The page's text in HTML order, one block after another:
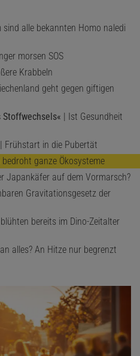
sind alle bekannten Homo naledi
morsen SOS
Krabbeln
geht gegen giftigen
| Ist Gesundheit
| Frühstart in die Pubertät
bedroht ganze Ökosysteme
Japankäfer auf dem Vormarsch?
Gravitationsgesetz der
bereits im Dino-Zeitalter
alles? An Hitze nur begrenzt